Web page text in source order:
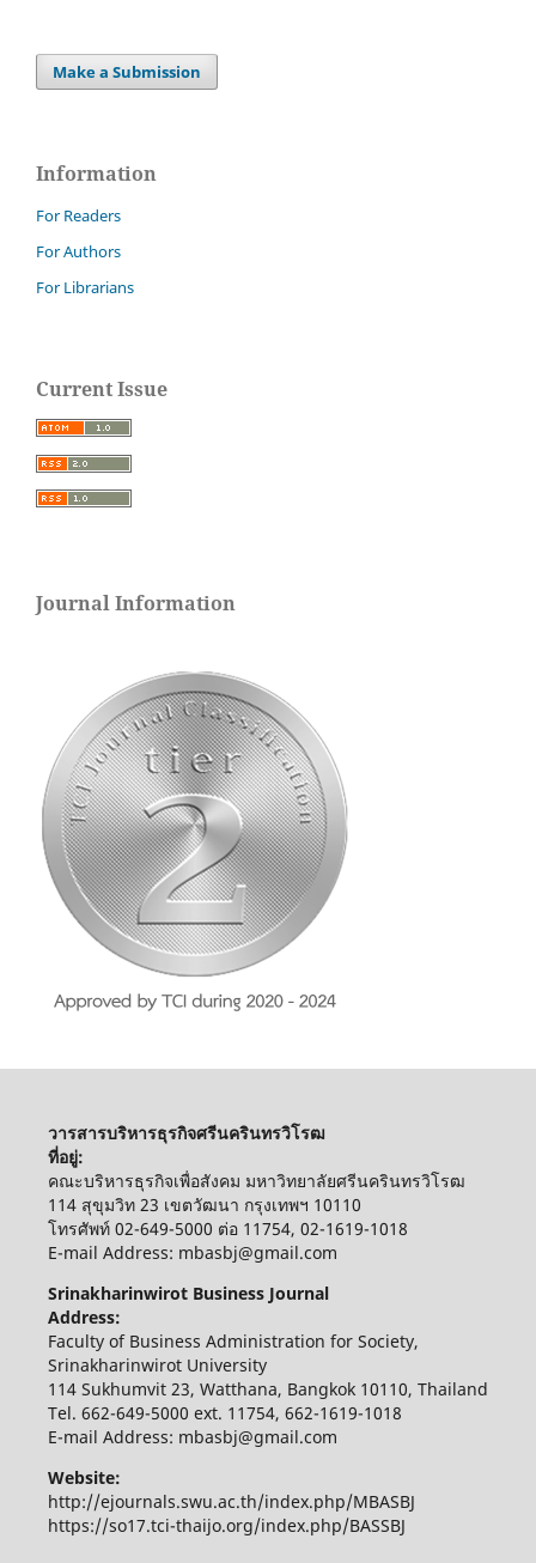
Make a Submission
Information
For Readers
For Authors
For Librarians
Current Issue
Journal Information
วารสารบริหารธุรกิจศรีนครินทรวิโรฒ
ที่อยู่:
คณะบริหารธุรกิจเพื่อสังคม มหาวิทยาลัยศรีนครินทรวิโรฒ
114 สุขุมวิท 23 เขตวัฒนา กรุงเทพฯ 10110
โทรศัพท์ 02-649-5000 ต่อ 11754, 02-1619-1018
E-mail Address: mbasbj@gmail.com
Srinakharinwirot Business Journal
Address:
Faculty of Business Administration for Society,
Srinakharinwirot University
114 Sukhumvit 23, Watthana, Bangkok 10110, Thailand
Tel. 662-649-5000 ext. 11754, 662-1619-1018
E-mail Address: mbasbj@gmail.com
Website:
http://ejournals.swu.ac.th/index.php/MBASBJ
https://so17.tci-thaijo.org/index.php/BASSBJ